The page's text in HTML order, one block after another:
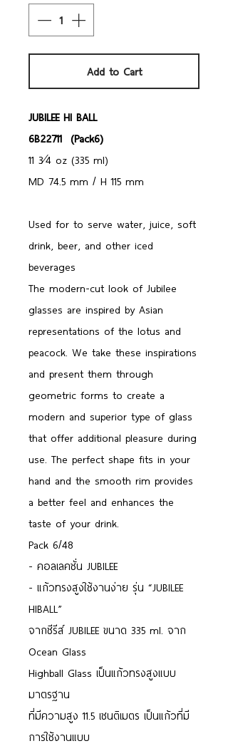
Add to Cart
JUBILEE HI BALL
6B22711 (Pack6)
11 3⁄4 oz (335 ml)
MD 74.5 mm / H 115 mm
Used for to serve water, juice, soft
drink, beer, and other iced
beverages
The modern-cut look of Jubilee
glasses are inspired by Asian
representations of the lotus and
peacock. We take these inspirations
and present them through
geometric forms to create a
modern and superior type of glass
that offer additional pleasure during
use. The perfect shape fits in your
hand and the smooth rim provides
a better feel and enhances the
taste of your drink.
Pack 6/48
- คอลเลคชั่น JUBILEE
- แก้วทรงสูงใช้งานง่าย รุ่น “JUBILEE
HIBALL”
จากซีรีส์ JUBILEE ขนาด 335 ml. จาก
Ocean Glass
Highball Glass เป็นแก้วทรงสูงแบบ
มาตรฐาน
ที่มีความสูง 11.5 เซนติเมตร เป็นแก้วที่มี
การใช้งานแบบ